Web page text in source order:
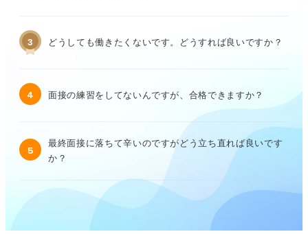
3 どうしても働きたくないです。どうすれば良いですか？
4 面接の練習をしてないんですが、合格できますか？
5
最終面接に落ちて辛いのですがどう立ち直れば良いです
か？